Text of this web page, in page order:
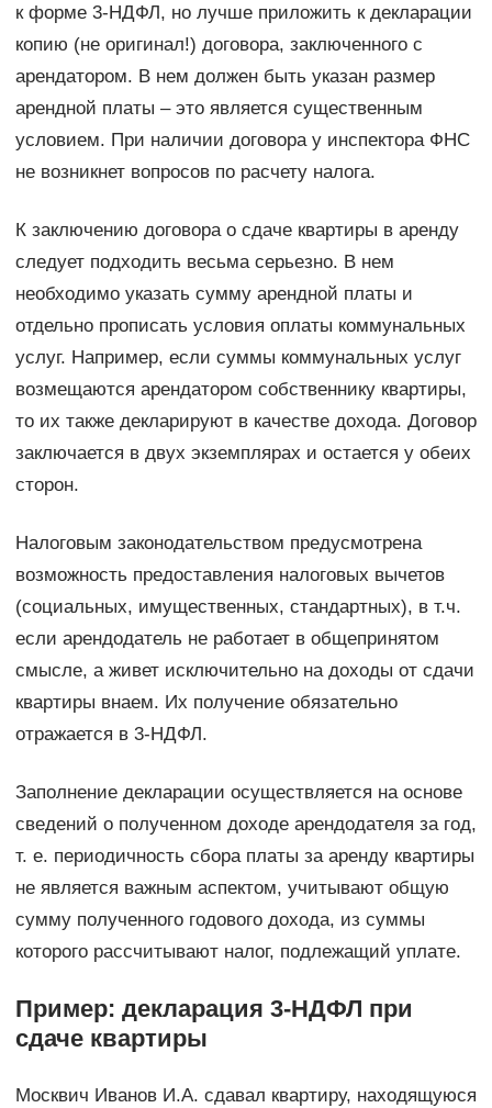
к форме 3-НДФЛ, но лучше приложить к декларации
копию (не оригинал!) договора, заключенного с
арендатором. В нем должен быть указан размер
арендной платы – это является существенным
условием. При наличии договора у инспектора ФНС
не возникнет вопросов по расчету налога.
К заключению договора о сдаче квартиры в аренду
следует подходить весьма серьезно. В нем
необходимо указать сумму арендной платы и
отдельно прописать условия оплаты коммунальных
услуг. Например, если суммы коммунальных услуг
возмещаются арендатором собственнику квартиры,
то их также декларируют в качестве дохода. Договор
заключается в двух экземплярах и остается у обеих
сторон.
Налоговым законодательством предусмотрена
возможность предоставления налоговых вычетов
(социальных, имущественных, стандартных), в т.ч.
если арендодатель не работает в общепринятом
смысле, а живет исключительно на доходы от сдачи
квартиры внаем. Их получение обязательно
отражается в 3-НДФЛ.
Заполнение декларации осуществляется на основе
сведений о полученном доходе арендодателя за год,
т. е. периодичность сбора платы за аренду квартиры
не является важным аспектом, учитывают общую
сумму полученного годового дохода, из суммы
которого рассчитывают налог, подлежащий уплате.
Пример: декларация 3-НДФЛ при
сдаче квартиры
Москвич Иванов И.А. сдавал квартиру, находящуюся